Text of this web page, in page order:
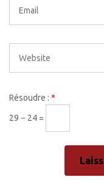
Résoudre : *
29 − 24 =